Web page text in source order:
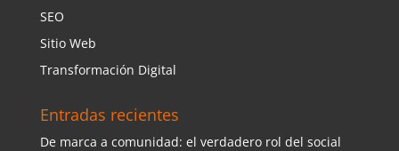
SEO
Sitio Web
Transformación Digital
Entradas recientes
De marca a comunidad: el verdadero rol del social